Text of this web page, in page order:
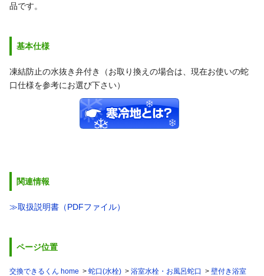
品です。
基本仕様
凍結防止の水抜き弁付き（お取り換えの場合は、現在お使いの蛇
口仕様を参考にお選び下さい）
関連情報
≫取扱説明書（PDFファイル）
ページ位置
交換できるくん home 蛇口(水栓) 浴室水栓・お風呂蛇口
壁付き浴室